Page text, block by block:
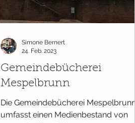
Gemeindebücherei
Mespelbrunn
Die Gemeindebücherei Mespelbrunn
umfasst einen Medienbestand von
Simone Bernert
24. Feb. 2023